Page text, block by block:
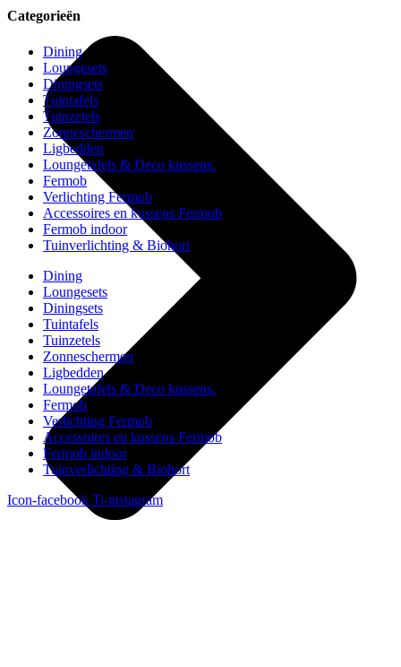
Categorieën
Dining
Loungesets
Diningsets
Tuintafels
Tuinzetels
Zonneschermen
Ligbedden
Loungetafels & Deco kussens.
Fermob
Verlichting Fermob
Accessoires en kussens Fermob
Fermob indoor
Tuinverlichting & Biohort
Dining
Loungesets
Diningsets
Tuintafels
Tuinzetels
Zonneschermen
Ligbedden
Loungetafels & Deco kussens.
Fermob
Verlichting Fermob
Accessoires en kussens Fermob
Fermob indoor
Tuinverlichting & Biohort
Icon-facebook Ti-instagram